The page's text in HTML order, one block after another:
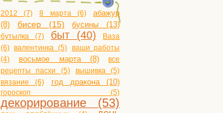
2012 (7) 8 марта (6)
абажур
(8)
бисер (15) бусины (13)
бутылка (7) быт (40)
Ваза
(6) валентинка (5) ваши работы
(4)
восьмое марта (8)
все
рецепты пасхи (5)
вышивка (5)
вязание (6)
год дракона (10)
гороскоп (5)
декорирование (53)